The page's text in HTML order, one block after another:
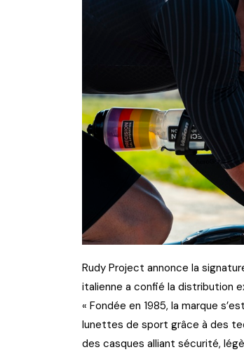
Rudy Project annonce la
italienne a confié la distribution
« Fondée en 1985, la marque
lunettes de sport grâce à des
des casques alliant sécurité,